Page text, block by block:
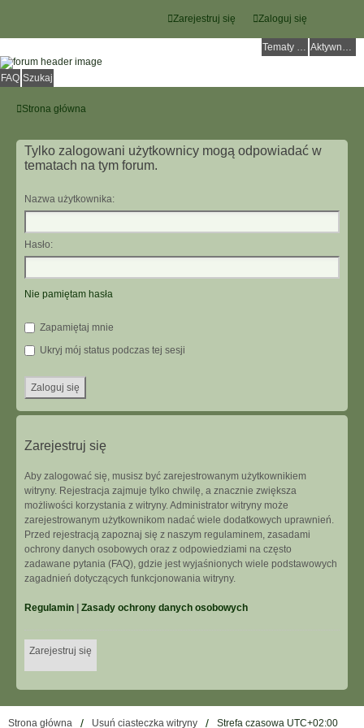
Zaloguj się
Zarejestruj się
Tematy bez odpowiedzi Aktywne tematy
FAQ Szukaj
Strona główna
Tylko zalogowani użytkownicy mogą odpowiadać w
tematach na tym forum.
Nazwa użytkownika:
Hasło:
Nie pamiętam hasła
Zapamiętaj mnie
Ukryj mój status podczas tej sesji
Zarejestruj się
Aby zalogować się, musisz być zarejestrowanym użytkownikiem
witryny. Rejestracja zajmuje tylko chwilę, a znacznie zwiększa
możliwości korzystania z witryny. Administrator witryny może
zarejestrowanym użytkownikom nadać wiele dodatkowych uprawnień.
Przed rejestracją zapoznaj się z naszym regulaminem, zasadami
ochrony danych osobowych oraz z odpowiedziami na często
zadawane pytania (FAQ), gdzie jest wyjaśnionych wiele podstawowych
zagadnień dotyczących funkcjonowania witryny.
Regulamin Zasady ochrony danych osobowych
Zarejestruj się
Strona główna Usuń ciasteczka witryny Strefa czasowa UTC+02:00